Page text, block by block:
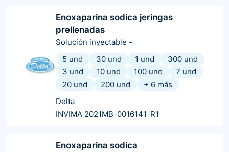
Enoxaparina sodica jeringas
prellenadas
Solución inyectable -
5 und
30 und 1 und
300 und
3 und
10 und 100 und
7 und
20 und
200 und + 6 más
Delta
INVIMA 2021MB-0016141-R1
Enoxaparina sodica